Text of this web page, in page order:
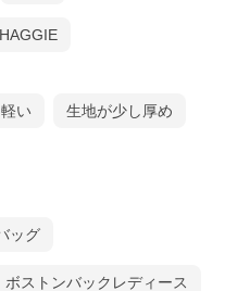
い 生地が少し厚め
ッグ
ボストンバックレディース